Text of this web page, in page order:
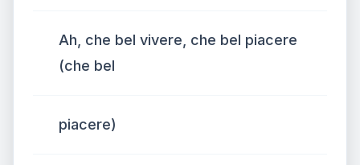
Ah, che bel vivere, che bel piacere
(che bel
piacere)